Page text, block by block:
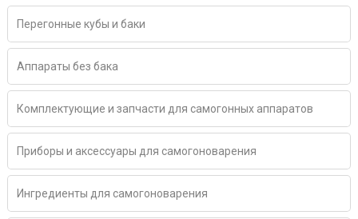
Перегонные кубы и баки
Аппараты без бака
Комплектующие и запчасти для самогонных аппаратов
Приборы и аксессуары для самогоноварения
Ингредиенты для самогоноварения